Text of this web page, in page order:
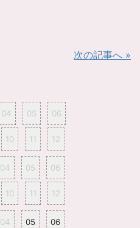
次の記事へ »
04 05 06
10 11 12
04 05 06
10 11 12
04 05 06